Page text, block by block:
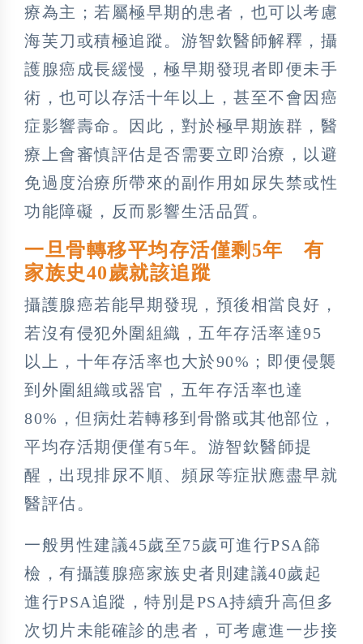
療為主；若屬極早期的患者，也可以考慮
海芙刀或積極追蹤。游智欽醫師解釋，攝
護腺癌成長緩慢，極早期發現者即便未手
術，也可以存活十年以上，甚至不會因癌
症影響壽命。因此，對於極早期族群，醫
療上會審慎評估是否需要立即治療，以避
免過度治療所帶來的副作用如尿失禁或性
功能障礙，反而影響生活品質。
一旦骨轉移平均存活僅剩5年 有
家族史40歲就該追蹤
攝護腺癌若能早期發現，預後相當良好，
若沒有侵犯外圍組織，五年存活率達95
以上，十年存活率也大於90%；即便侵襲
到外圍組織或器官，五年存活率也達
80%，但病灶若轉移到骨骼或其他部位，
平均存活期便僅有5年。游智欽醫師提
醒，出現排尿不順、頻尿等症狀應盡早就
醫評估。
一般男性建議45歲至75歲可進行PSA篩
檢，有攝護腺癌家族史者則建議40歲起
進行PSA追蹤，特別是PSA持續升高但多
次切片未能確診的患者，可考慮進一步接